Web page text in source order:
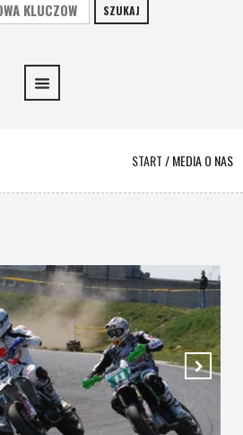
SZUKAJ
START/MEDIA O NAS